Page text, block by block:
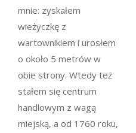
mnie: zyskałem
wieżyczkę z
wartownikiem i urosłem
o około 5 metrów w
obie strony. Wtedy też
stałem się centrum
handlowym z wagą
miejską, a od 1760 roku,